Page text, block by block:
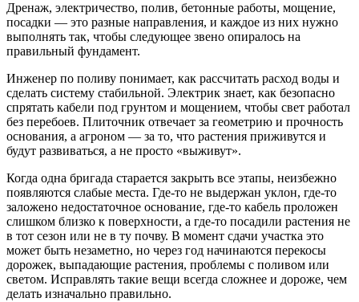
Дренаж, электричество, полив, бетонные работы, мощение,
посадки — это разные направления, и каждое из них нужно
выполнять так, чтобы следующее звено опиралось на
правильный фундамент.
Инженер по поливу понимает, как рассчитать расход воды и
сделать систему стабильной. Электрик знает, как безопасно
спрятать кабели под грунтом и мощением, чтобы свет работал
без перебоев. Плиточник отвечает за геометрию и прочность
основания, а агроном — за то, что растения приживутся и
будут развиваться, а не просто «выживут».
Когда одна бригада старается закрыть все этапы, неизбежно
появляются слабые места. Где-то не выдержан уклон, где-то
заложено недостаточное основание, где-то кабель проложен
слишком близко к поверхности, а где-то посадили растения не
в тот сезон или не в ту почву. В момент сдачи участка это
может быть незаметно, но через год начинаются перекосы
дорожек, выпадающие растения, проблемы с поливом или
светом. Исправлять такие вещи всегда сложнее и дороже, чем
делать изначально правильно.